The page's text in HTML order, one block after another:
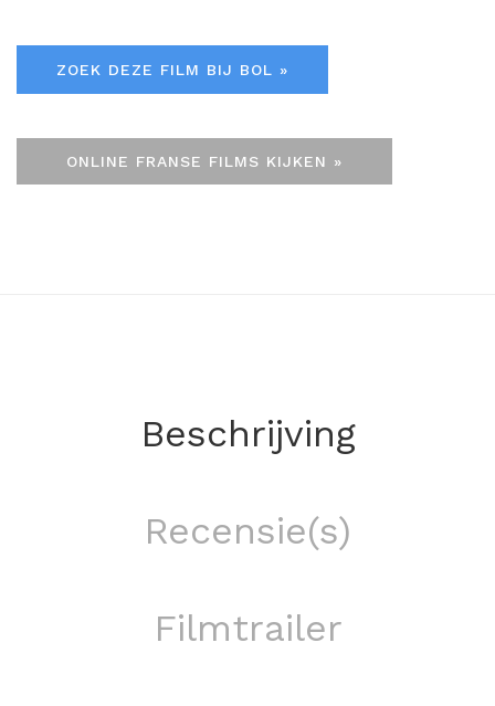
ZOEK DEZE FILM BIJ BOL »
ONLINE FRANSE FILMS KIJKEN »
Beschrijving
Recensie(s)
Filmtrailer